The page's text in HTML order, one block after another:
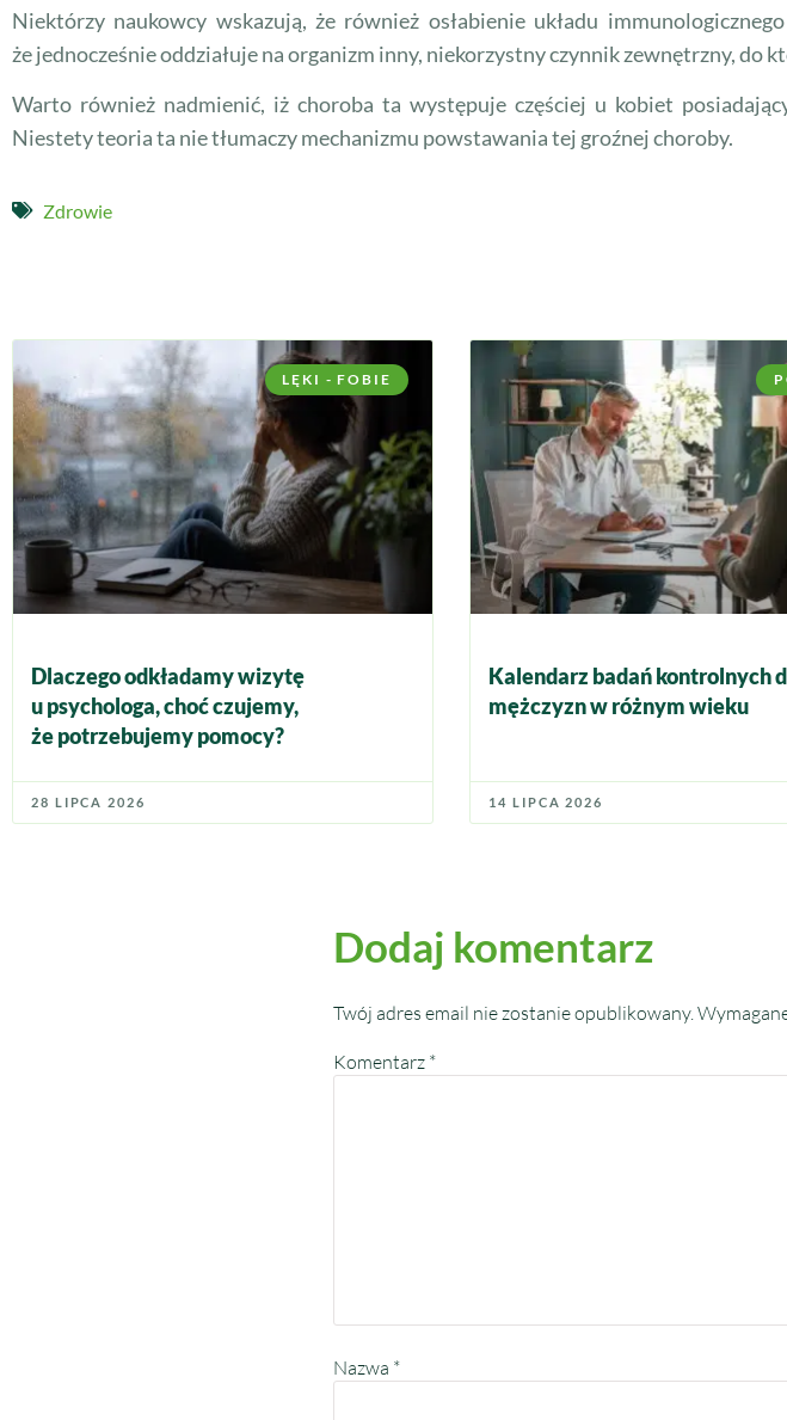
Niektórzy naukowcy wskazują, że również osłabienie układu
że jednocześnie oddziałuje na organizm inny, niekorzystny czynnik zewnętrzny, do
Warto również nadmienić, iż choroba ta występuje częściej u kobiet
Niestety teoria ta nie tłumaczy mechanizmu powstawania tej groźnej choroby.
Zdrowie
LĘKI - FOBIE
Dlaczego odkładamy wizytę
u psychologa, choć czujemy,
że potrzebujemy pomocy?
28 LIPCA 2026
Kalendarz badań kontrolnych
mężczyzn w różnym wieku
14 LIPCA 2026
Dodaj komentarz
Twój adres email nie zostanie opublikowany.
Komentarz *
Nazwa *